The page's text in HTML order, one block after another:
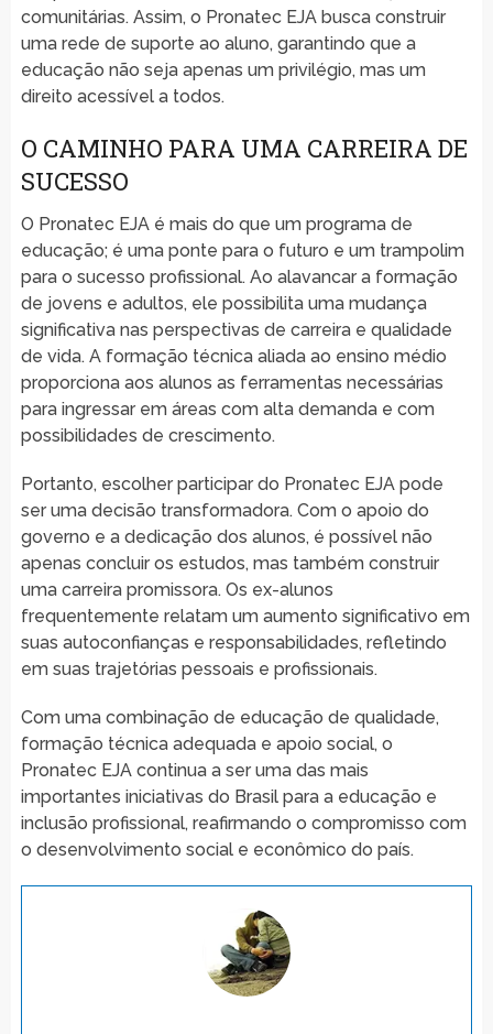
comunitárias. Assim, o Pronatec EJA busca construir
uma rede de suporte ao aluno, garantindo que a
educação não seja apenas um privilégio, mas um
direito acessível a todos.
O CAMINHO PARA UMA CARREIRA DE
SUCESSO
O Pronatec EJA é mais do que um programa de
educação; é uma ponte para o futuro e um trampolim
para o sucesso profissional. Ao alavancar a formação
de jovens e adultos, ele possibilita uma mudança
significativa nas perspectivas de carreira e qualidade
de vida. A formação técnica aliada ao ensino médio
proporciona aos alunos as ferramentas necessárias
para ingressar em áreas com alta demanda e com
possibilidades de crescimento.
Portanto, escolher participar do Pronatec EJA pode
ser uma decisão transformadora. Com o apoio do
governo e a dedicação dos alunos, é possível não
apenas concluir os estudos, mas também construir
uma carreira promissora. Os ex-alunos
frequentemente relatam um aumento significativo em
suas autoconfianças e responsabilidades, refletindo
em suas trajetórias pessoais e profissionais.
Com uma combinação de educação de qualidade,
formação técnica adequada e apoio social, o
Pronatec EJA continua a ser uma das mais
importantes iniciativas do Brasil para a educação e
inclusão profissional, reafirmando o compromisso com
o desenvolvimento social e econômico do país.